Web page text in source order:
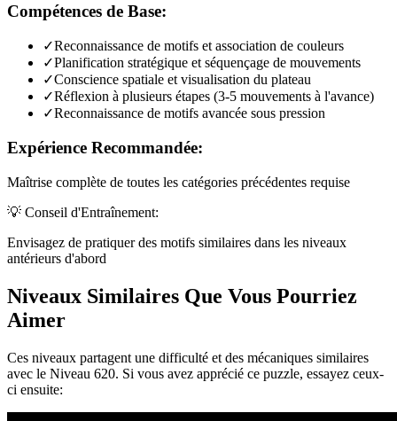
Compétences de Base:
✓Reconnaissance de motifs et association de couleurs
✓Planification stratégique et séquençage de mouvements
✓Conscience spatiale et visualisation du plateau
✓Réflexion à plusieurs étapes (3-5 mouvements à l'avance)
✓Reconnaissance de motifs avancée sous pression
Expérience Recommandée:
Maîtrise complète de toutes les catégories précédentes requise
💡 Conseil d'Entraînement:
Envisagez de pratiquer des motifs similaires dans les niveaux
antérieurs d'abord
Niveaux Similaires Que Vous Pourriez
Aimer
Ces niveaux partagent une difficulté et des mécaniques similaires
avec le Niveau 620. Si vous avez apprécié ce puzzle, essayez ceux-
ci ensuite: